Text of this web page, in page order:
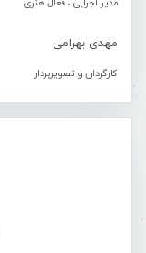
مدیر اجرایی ، فعال هنری
مهدی بهرامی
کارگردان و تصویربردار